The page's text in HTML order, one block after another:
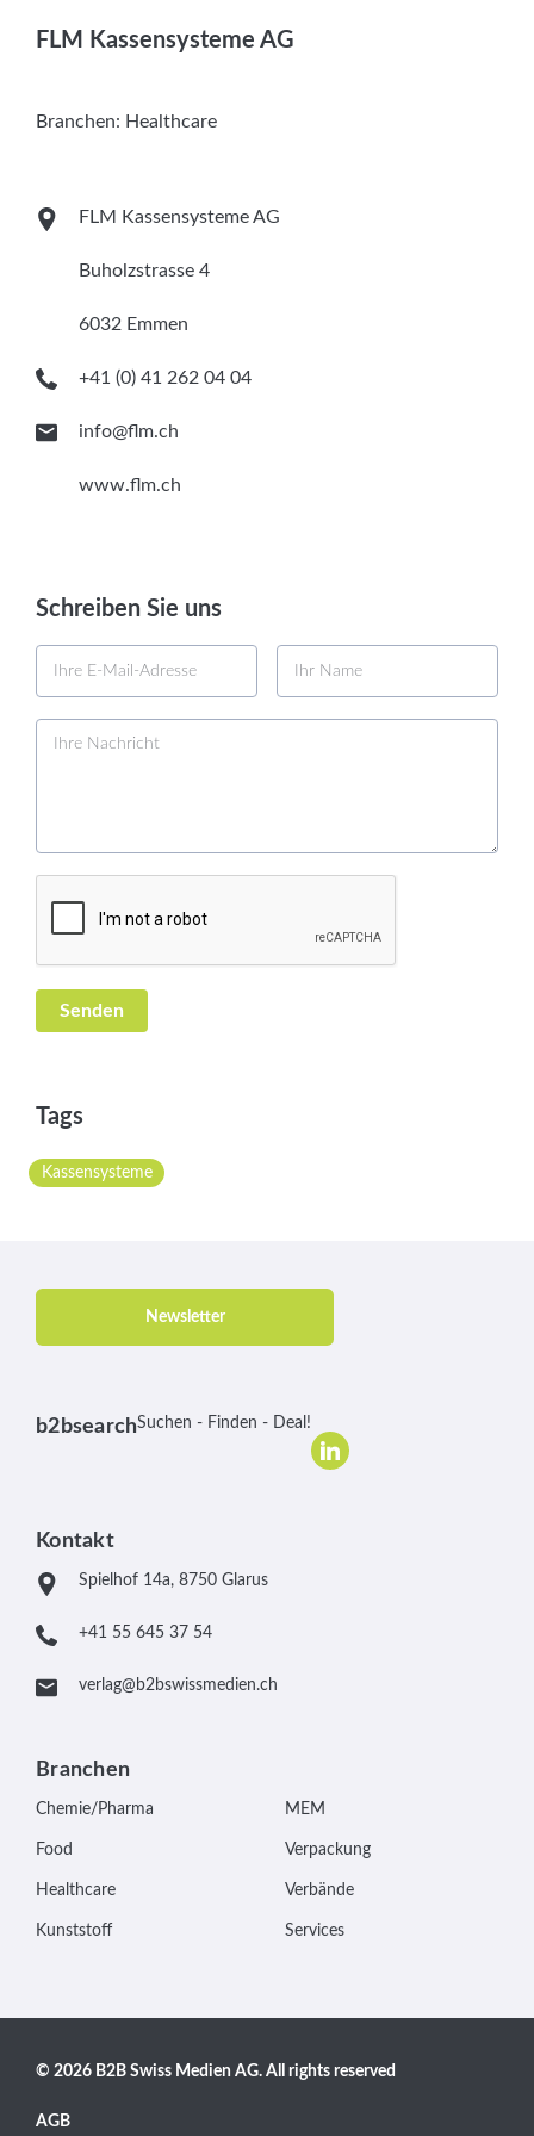
FLM Kassensysteme AG
Branchen: Healthcare
FLM Kassensysteme AG
Buholzstrasse 4
6032 Emmen
+41 (0) 41 262 04 04
info@flm.ch
www.flm.ch
Schreiben Sie uns
Tags
Kassensysteme
Newsletter
b2bsearchSuchen - Finden - Deal!
Kontakt
Spielhof 14a, 8750 Glarus
+41 55 645 37 54
verlag@b2bswissmedien.ch
Branchen
Chemie/Pharma
Food
Healthcare
Kunststoff
MEM
Verpackung
Verbände
Services
© 2026 B2B Swiss Medien AG. All rights reserved
AGB